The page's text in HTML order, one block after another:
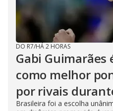
DO R7/HÁ 2 HORAS
Gabi Guimarães
como melhor
por rivais
Brasileira foi a escolha